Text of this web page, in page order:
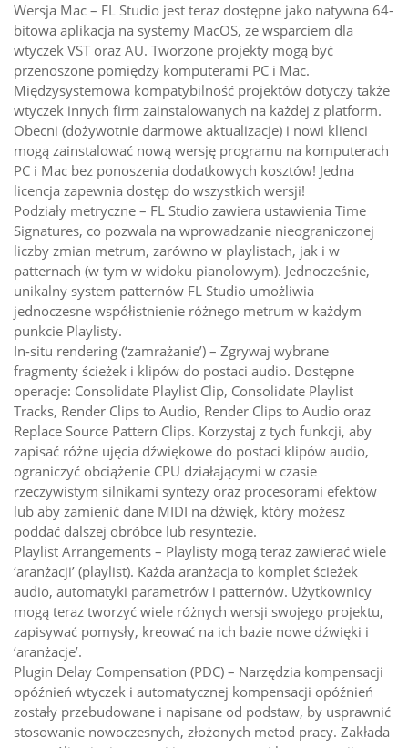
Wersja Mac – FL Studio jest teraz dostępne jako natywna 64-
bitowa aplikacja na systemy MacOS, ze wsparciem dla
wtyczek VST oraz AU. Tworzone projekty mogą być
przenoszone pomiędzy komputerami PC i Mac.
Międzysystemowa kompatybilność projektów dotyczy także
wtyczek innych firm zainstalowanych na każdej z platform.
Obecni (dożywotnie darmowe aktualizacje) i nowi klienci
mogą zainstalować nową wersję programu na komputerach
PC i Mac bez ponoszenia dodatkowych kosztów! Jedna
licencja zapewnia dostęp do wszystkich wersji!
Podziały metryczne – FL Studio zawiera ustawienia Time
Signatures, co pozwala na wprowadzanie nieograniczonej
liczby zmian metrum, zarówno w playlistach, jak i w
patternach (w tym w widoku pianolowym). Jednocześnie,
unikalny system patternów FL Studio umożliwia
jednoczesne współistnienie różnego metrum w każdym
punkcie Playlisty.
In-situ rendering (‘zamrażanie’) – Zgrywaj wybrane
fragmenty ścieżek i klipów do postaci audio. Dostępne
operacje: Consolidate Playlist Clip, Consolidate Playlist
Tracks, Render Clips to Audio, Render Clips to Audio oraz
Replace Source Pattern Clips. Korzystaj z tych funkcji, aby
zapisać różne ujęcia dźwiękowe do postaci klipów audio,
ograniczyć obciążenie CPU działającymi w czasie
rzeczywistym silnikami syntezy oraz procesorami efektów
lub aby zamienić dane MIDI na dźwięk, który możesz
poddać dalszej obróbce lub resyntezie.
Playlist Arrangements – Playlisty mogą teraz zawierać wiele
‘aranżacji’ (playlist). Każda aranżacja to komplet ścieżek
audio, automatyki parametrów i patternów. Użytkownicy
mogą teraz tworzyć wiele różnych wersji swojego projektu,
zapisywać pomysły, kreować na ich bazie nowe dźwięki i
‘aranżacje’.
Plugin Delay Compensation (PDC) – Narzędzia kompensacji
opóźnień wtyczek i automatycznej kompensacji opóźnień
zostały przebudowane i napisane od podstaw, by usprawnić
stosowanie nowoczesnych, złożonych metod pracy. Zakłada